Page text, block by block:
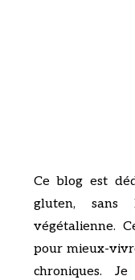
Ce blog est
gluten, sans
végétalienne.
pour mieux-
chroniques.